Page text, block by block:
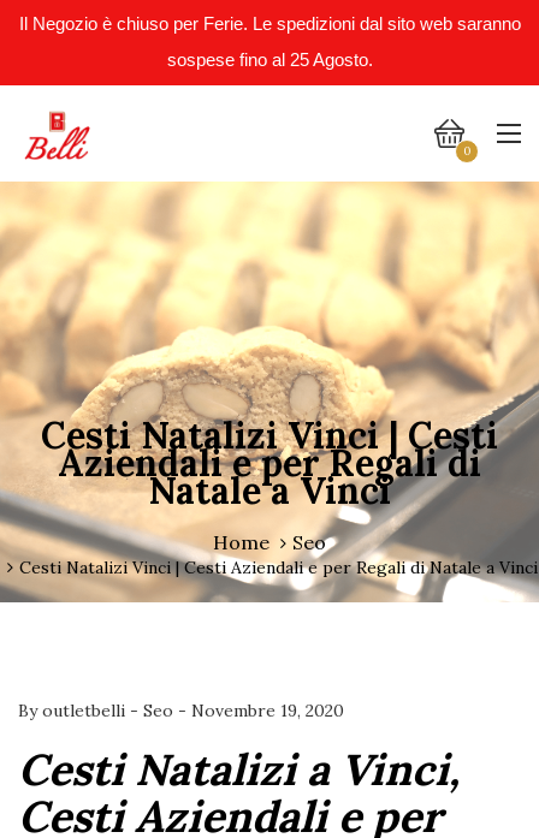
Il Negozio è chiuso per Ferie. Le spedizioni dal sito web saranno
sospese fino al 25 Agosto.
0
Cesti Natalizi Vinci | Cesti
Aziendali e per Regali di
Natale a Vinci
Home Seo
Cesti Natalizi Vinci | Cesti Aziendali e per Regali di Natale a Vinci
Byoutletbelli - Seo - Novembre 19, 2020
Cesti Natalizi a Vinci,
Cesti Aziendali e per